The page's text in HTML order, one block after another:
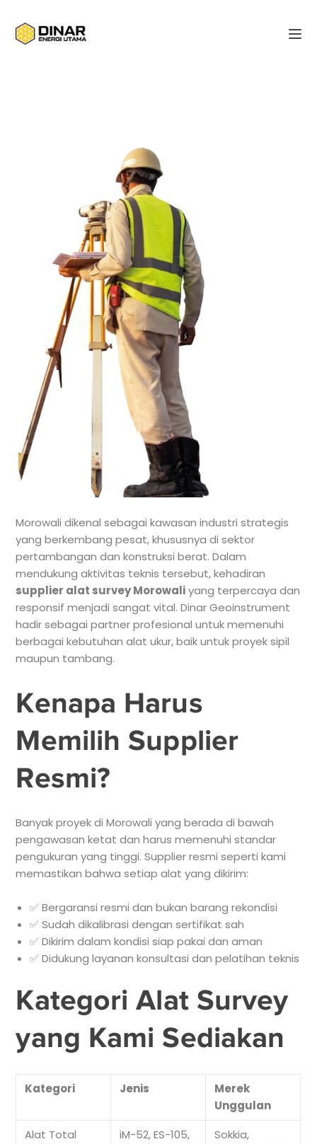
Morowali dikenal sebagai kawasan industri strategis
yang berkembang pesat, khususnya di sektor
pertambangan dan konstruksi berat. Dalam
mendukung aktivitas teknis tersebut, kehadiran
supplier alat survey Morowaliyang terpercaya dan
responsif menjadi sangat vital. Dinar Geoinstrument
hadir sebagai partner profesional untuk memenuhi
berbagai kebutuhan alat ukur, baik untuk proyek sipil
maupun tambang.
Kenapa Harus
Memilih Supplier
Resmi?
Banyak proyek di Morowali yang berada di bawah
pengawasan ketat dan harus memenuhi standar
pengukuran yang tinggi. Supplier resmi seperti kami
memastikan bahwa setiap alat yang dikirim:
✅ Bergaransi resmi dan bukan barang rekondisi
✅ Sudah dikalibrasi dengan sertifikat sah
✅ Dikirim dalam kondisi siap pakai dan aman
✅ Didukung layanan konsultasi dan pelatihan teknis
Kategori Alat Survey
yang Kami Sediakan
Kategori Jenis
Merek
Unggulan
Alat Total
iM-52, ES-105,
Sokkia,